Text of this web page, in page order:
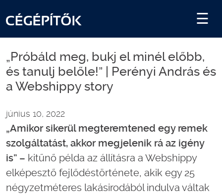
„Próbáld meg, bukj el minél előbb,
és tanulj belőle!” | Perényi András és
a Webshippy story
június 10, 2022
„Amikor sikerül megteremtened egy remek
szolgáltatást, akkor megjelenik rá az igény
is” – kitűnő példa az állításra a Webshippy
elképesztő fejlődéstörténete, akik egy 25
négyzetméteres lakásirodából indulva váltak